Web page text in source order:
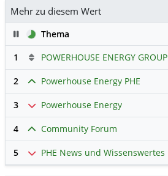
Mehr zu diesem Wert
PauseThema
1
POWERHOUSE ENERGY GROUP
2 Powerhouse Energy PHE
3 Powerhouse Energy
4 Community Forum
5 PHE News und Wissenswertes